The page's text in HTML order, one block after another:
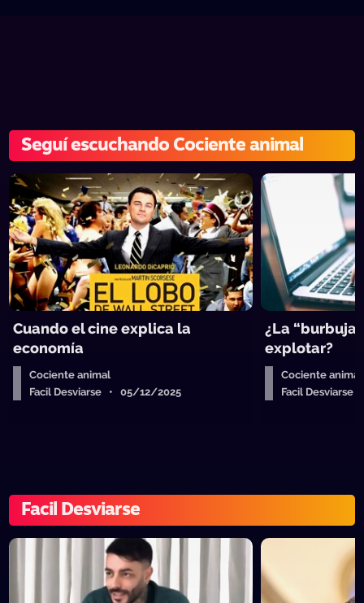
Seguí escuchando Cociente animal
Cuando el cine explica la
economía
Cociente animal
Facil Desviarse • 05/12/2025
¿La
explotar?
Cociente animal
Facil
Facil Desviarse